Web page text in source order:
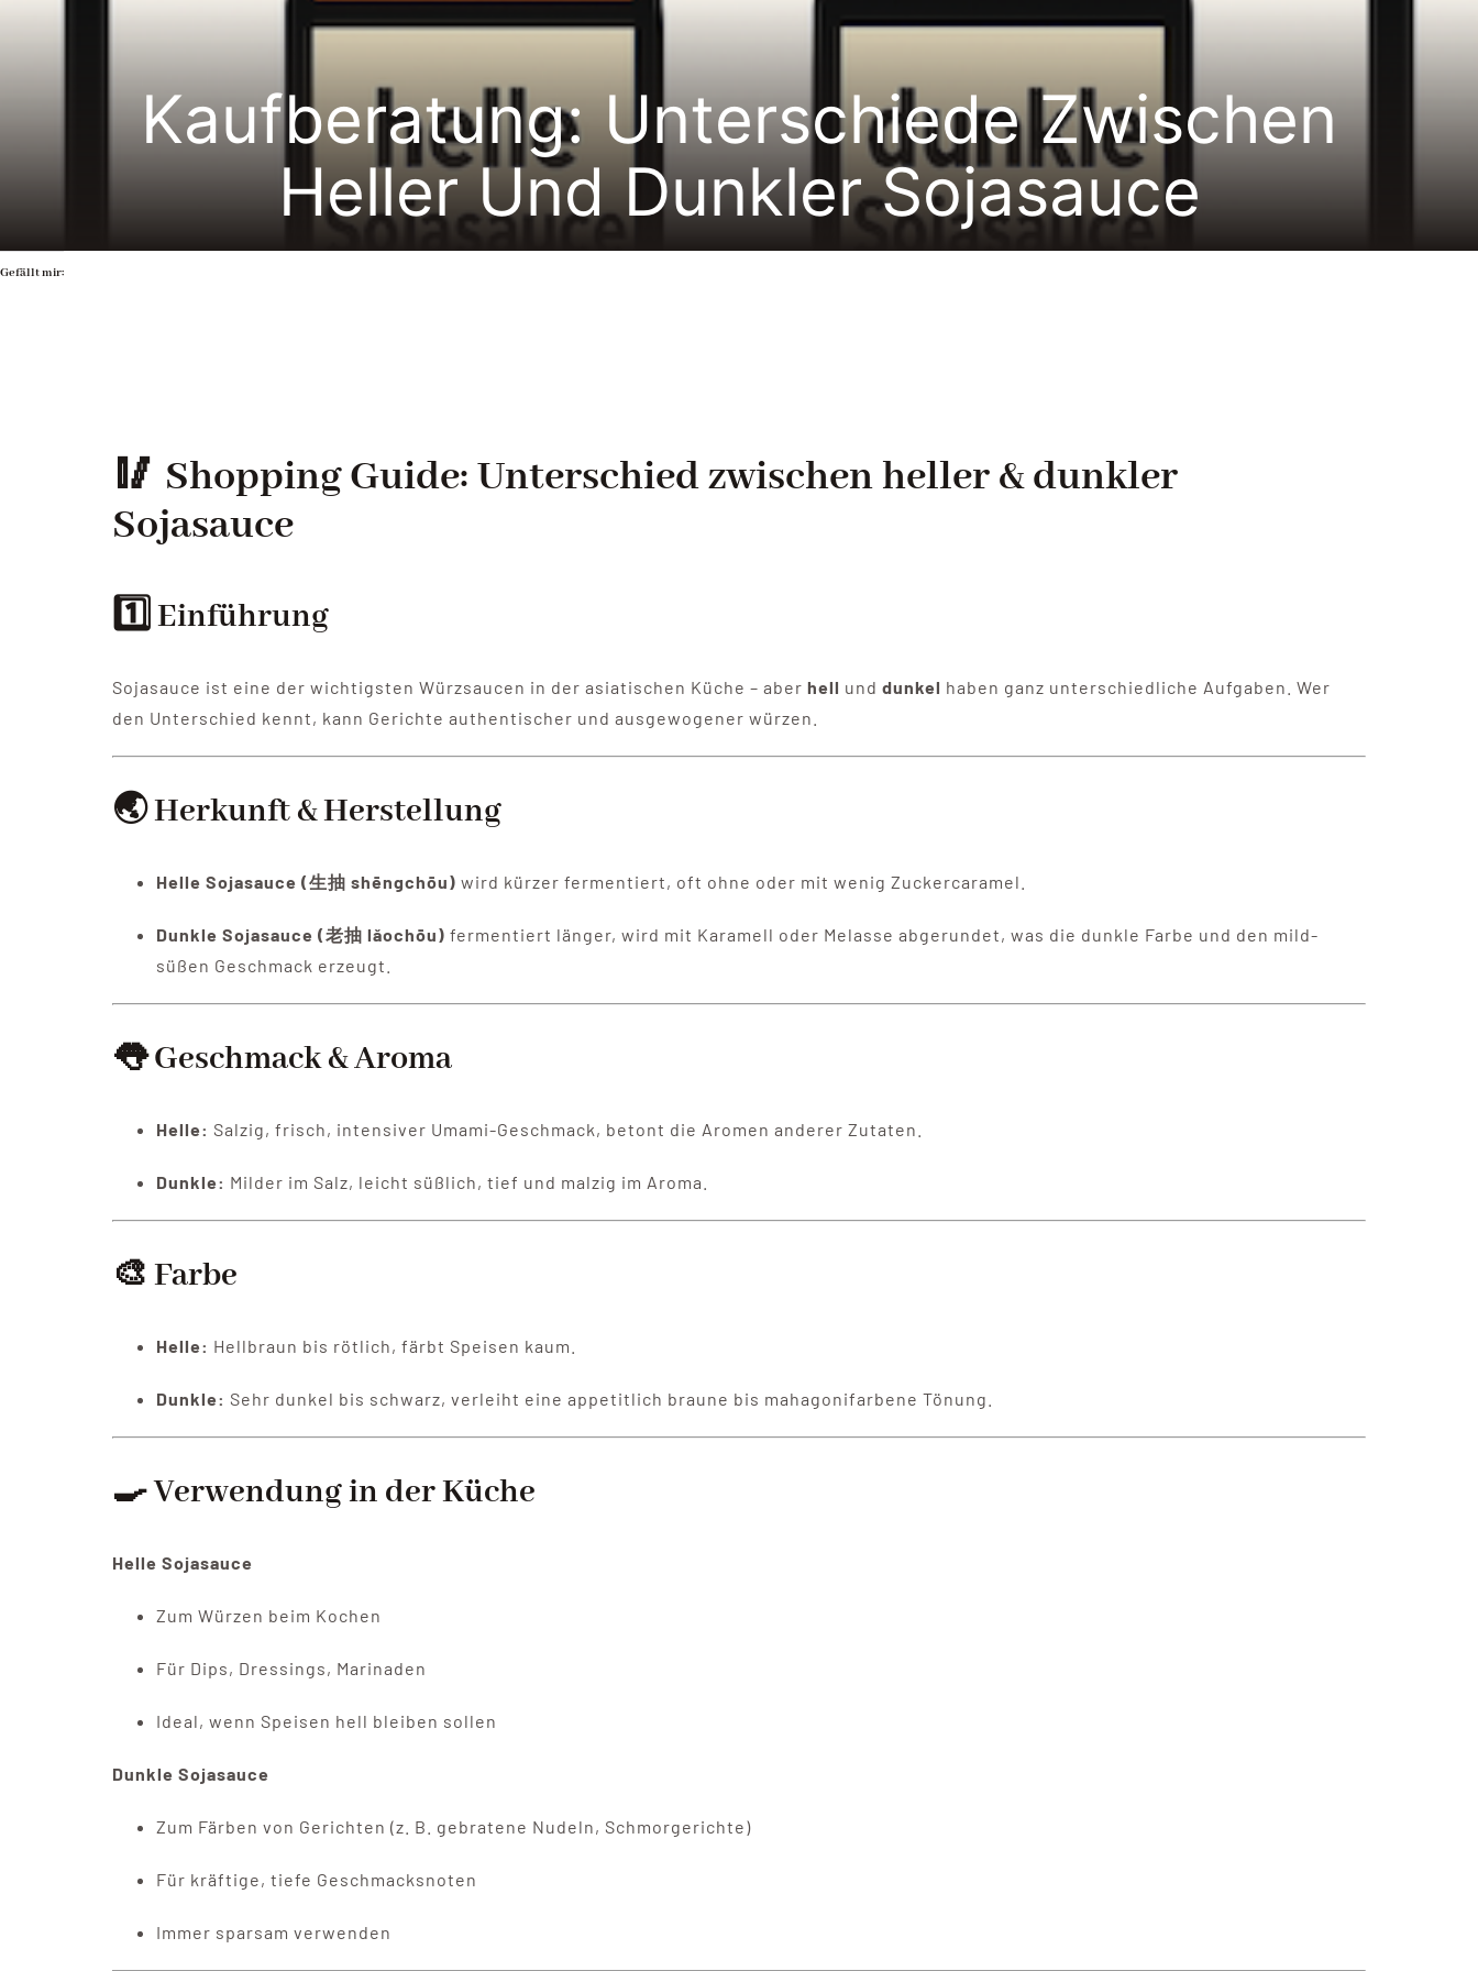
Kaufberatung: Unterschiede Zwischen
Heller Und Dunkler Sojasauce
Gefällt mir:
🥢 Shopping Guide: Unterschied zwischen heller & dunkler
Sojasauce
1️⃣ Einführung
Sojasauce ist eine der wichtigsten Würzsaucen in der asiatischen Küche – aber hell und dunkel haben ganz unterschiedliche Aufgaben. Wer
den Unterschied kennt, kann Gerichte authentischer und ausgewogener würzen.
🌏 Herkunft & Herstellung
Helle Sojasauce (生抽 shēngchōu) wird kürzer fermentiert, oft ohne oder mit wenig Zuckercaramel.
Dunkle Sojasauce (老抽 lǎochōu) fermentiert länger, wird mit Karamell oder Melasse abgerundet, was die dunkle Farbe und den mild-
süßen Geschmack erzeugt.
👅 Geschmack & Aroma
Helle: Salzig, frisch, intensiver Umami-Geschmack, betont die Aromen anderer Zutaten.
Dunkle: Milder im Salz, leicht süßlich, tief und malzig im Aroma.
🎨 Farbe
Helle: Hellbraun bis rötlich, färbt Speisen kaum.
Dunkle: Sehr dunkel bis schwarz, verleiht eine appetitlich braune bis mahagonifarbene Tönung.
🍳 Verwendung in der Küche
Helle Sojasauce
Zum Würzen beim Kochen
Für Dips, Dressings, Marinaden
Ideal, wenn Speisen hell bleiben sollen
Dunkle Sojasauce
Zum Färben von Gerichten (z. B. gebratene Nudeln, Schmorgerichte)
Für kräftige, tiefe Geschmacksnoten
Immer sparsam verwenden